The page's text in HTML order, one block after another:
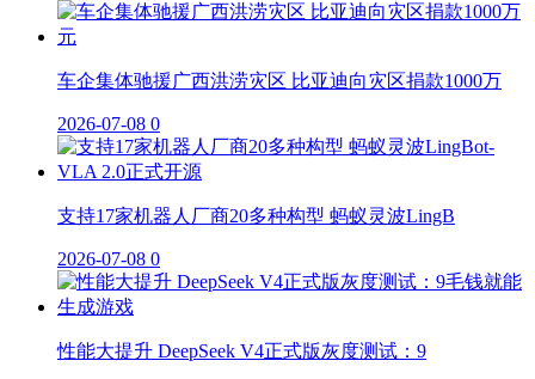
车企集体驰援广西洪涝灾区 比亚迪向灾区捐款1000万
2026-07-08 0
支持17家机器人厂商20多种构型 蚂蚁灵波LingB
2026-07-08 0
性能大提升 DeepSeek V4正式版灰度测试：9